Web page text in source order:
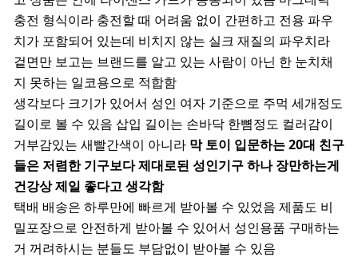
충전 형식이라 충전할 때 어려움 없이 간편하고 전용 파우
치가 포함되어 있는데 비치지 않는 실크 재질의 파우치라
겉면만 보고는 브랜드를 알고 있는 사람이 아닌 한 눈치채
지 못하는 일코용으로 적합함
생각보다 크기가 있어서 성인 여자 기준으로 주먹 세개정도
길이로 볼 수 있음 삽입 길이는 손바닥 한뼘정도 컬러감이
거부감있는 새빨간색이 아니라 막 토이 입문하는 20대 친구
들은 저렴한 기구보다 제대로된 성인기구 하나 장만하는게
건강상 제일 좋다고 생각함
택배 배송은 하루만에 빠르게 받아볼 수 있었음 제품도 비
밀포장으로 안전하게 받아볼 수 있어서 성인용품 구매하는
거 꺼려하시는 분들도 부담없이 받아볼 수 있음